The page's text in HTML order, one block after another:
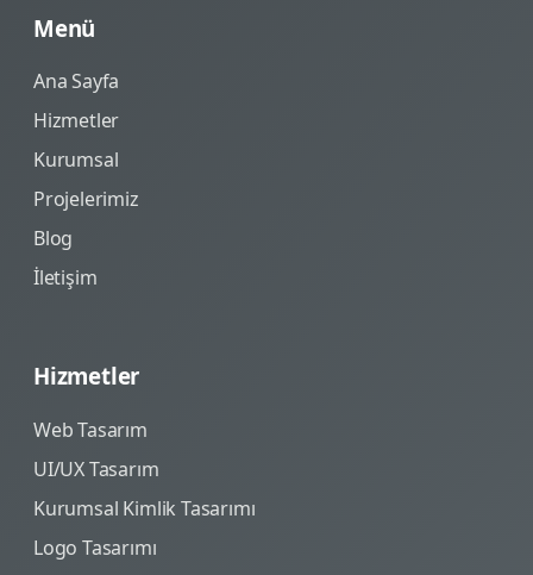
Menü
Ana Sayfa
Hizmetler
Kurumsal
Projelerimiz
Blog
İletişim
Hizmetler
Web Tasarım
UI/UX Tasarım
Kurumsal Kimlik Tasarımı
Logo Tasarımı